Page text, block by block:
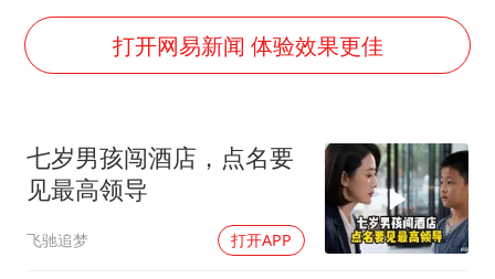
CIA被曝已秘密设立古巴工作组
曝韩足协曾为外籍裁判安排性招待
萧敬腾：不忍心让妻子承受生育的苦
打开网易新闻 体验效果更佳
七岁男孩闯酒店，点名要
见最高领导
飞驰追梦 打开APP